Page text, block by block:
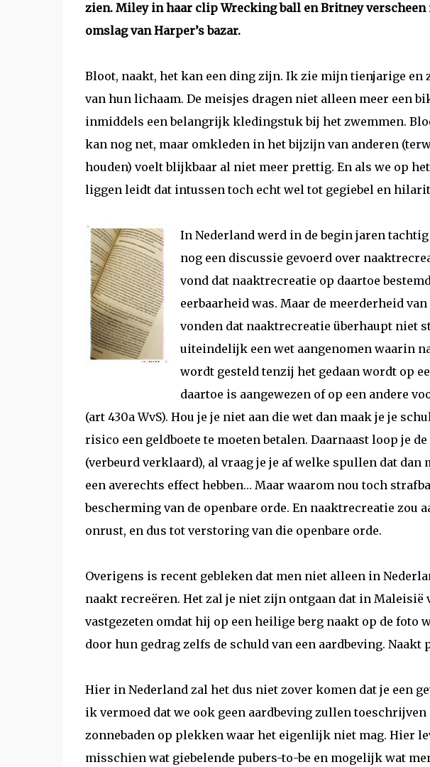
zien. Miley in haar clip Wrecking ball en Britney verscheen
omslag van Harper’s bazar.
Bloot, naakt, het kan een ding zijn. Ik zie mijn tienjarige
van hun lichaam. De meisjes dragen niet alleen meer een
inmiddels een belangrijk kledingstuk bij het zwemmen.
kan nog net, maar omkleden in het bijzijn van anderen
houden) voelt blijkbaar al niet meer prettig. En als we op
liggen leidt dat intussen toch echt wel tot gegiebel en
In Nederland werd in de begin jaren
nog een discussie gevoerd over
vond dat naaktrecreatie op daartoe
eerbaarheid was. Maar de meerderheid
vonden dat naaktrecreatie überhaupt niet
uiteindelijk een wet aangenomen waarin
wordt gesteld tenzij het gedaan wordt op
daartoe is aangewezen of op een andere
(art 430a WvS). Hou je je niet aan die wet dan maak je je
risico een geldboete te moeten betalen. Daarnaast loop je
(verbeurd verklaard), al vraag je je af welke spullen dat
een averechts effect hebben… Maar waarom nou toch
bescherming van de openbare orde. En naaktrecreatie zou
onrust, en dus tot verstoring van die openbare orde.
Overigens is recent gebleken dat men niet alleen in
naakt recreëren. Het zal je niet zijn ontgaan dat in Maleisië
vastgezeten omdat hij op een heilige berg naakt op de foto
door hun gedrag zelfs de schuld van een aardbeving. Naakt
Hier in Nederland zal het dus niet zover komen dat je een
ik vermoed dat we ook geen aardbeving zullen
zonnebaden op plekken waar het eigenlijk niet mag. Hier
misschien wat giebelende pubers-to-be en mogelijk wat